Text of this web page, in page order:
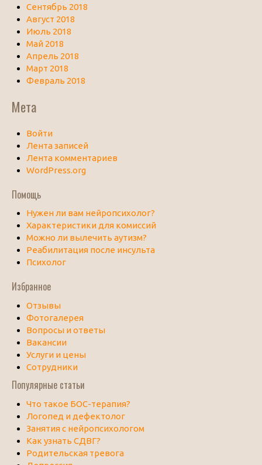
Сентябрь 2018
Август 2018
Июль 2018
Май 2018
Апрель 2018
Март 2018
Февраль 2018
Мета
Войти
Лента записей
Лента комментариев
WordPress.org
Помощь
Нужен ли вам нейропсихолог?
Характеристики для комиссий
Можно ли вылечить аутизм?
Реабилитация после инсульта
Психолог
Избранное
Отзывы
Фотогалерея
Вопросы и ответы
Вакансии
Услуги и цены
Сотрудники
Популярные статьи
Что такое БОС-терапия?
Логопед и дефектолог
Занятия с нейропсихологом
Как узнать СДВГ?
Родительская тревога